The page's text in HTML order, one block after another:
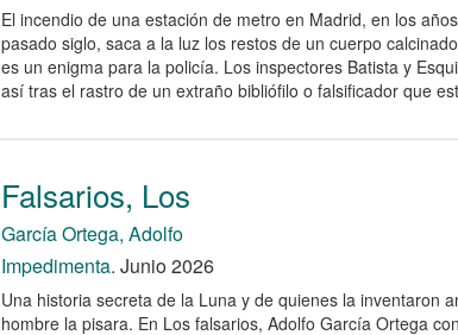
El incendio de una estación de metro en Madrid, en los
pasado siglo, saca a la luz los restos de un cuerpo
es un enigma para la policía. Los inspectores Batista y
así tras el rastro de un extraño bibliófilo o falsificador que
Falsarios, Los
García Ortega, Adolfo
Impedimenta. Junio 2026
Una historia secreta de la Luna y de quienes la inventaron
hombre la pisara. En Los falsarios, Adolfo García Ortega